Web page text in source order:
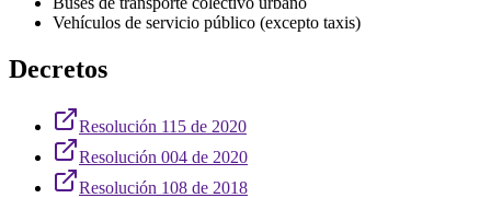
Vehículos de servicio público (excepto taxis)
Decretos
Resolución 115 de 2020
Resolución 004 de 2020
Resolución 108 de 2018